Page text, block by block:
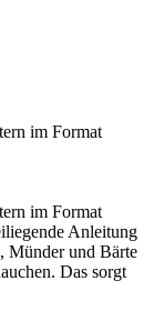
im Format
im Format
Anleitung
Münder und Bärte
Das sorgt